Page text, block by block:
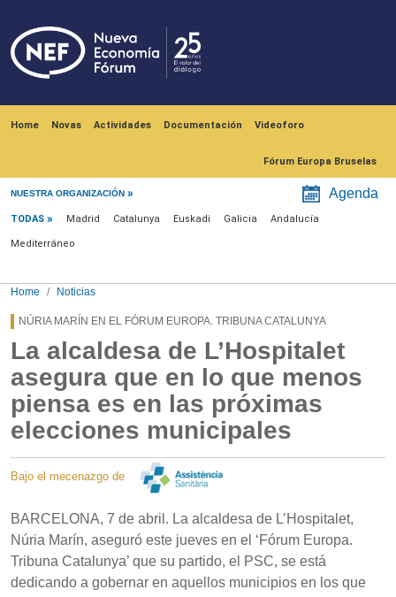
Home Novas Actividades Documentación Videoforo
Fórum Europa Bruselas
NUESTRA ORGANIZACIÓN Agenda
Menú noticias
TODAS Madrid Catalunya Euskadi Galicia Andalucía
Mediterráneo
Home Noticias
NÚRIA MARÍN EN EL FÓRUM EUROPA. TRIBUNA CATALUNYA
La alcaldesa de L’Hospitalet
asegura que en lo que menos
piensa es en las próximas
elecciones municipales
Bajo el mecenazgo de
BARCELONA, 7 de abril. La alcaldesa de L’Hospitalet,
Núria Marín, aseguró este jueves en el ‘Fórum Europa.
Tribuna Catalunya’ que su partido, el PSC, se está
dedicando a gobernar en aquellos municipios en los que